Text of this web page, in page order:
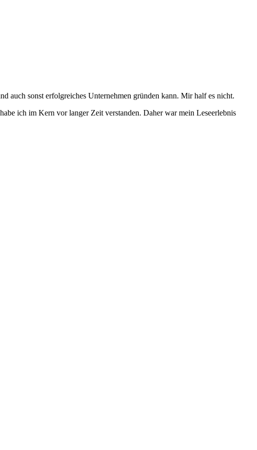
auch sonst erfolgreiches Unternehmen gründen kann. Mir half es nicht.
ich im Kern vor langer Zeit verstanden. Daher war mein Leseerlebnis